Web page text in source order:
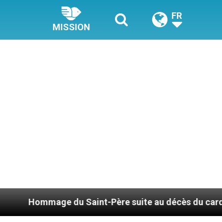
MISSION
FR
du Saint-Père suite au décès du cardinal Júlio